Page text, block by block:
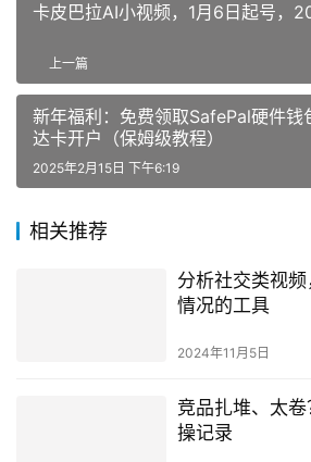
卡皮巴拉AI小视频，1月6日起号，
上一篇
新年福利：免费领取SafePal硬件钱
达卡开户（保姆级教程）
2025年2月15日 下午6:19
相关推荐
分析社交类视
情况的工具
2024年11月5日
竞品扎堆、太
操记录